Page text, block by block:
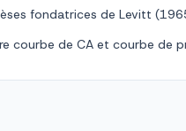
fondatrices de Levitt
courbe de CA et courbe de